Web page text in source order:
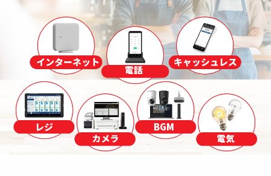
インターネット
電話
キャッシュレス
レジ
カメラ
BGM
電気